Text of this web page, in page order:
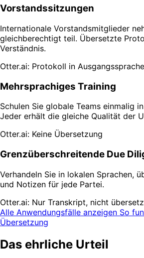
Vorstandssitzungen
Internationale Vorstandsmitglieder
gleichberechtigt teil. Übersetzte
Verständnis.
Otter.ai: Protokoll in Ausgangssprache
Mehrsprachiges Training
Schulen Sie globale Teams einmalig
Jeder erhält die gleiche Qualität der
Otter.ai: Keine Übersetzung
Grenzüberschreitende Due
Verhandeln Sie in lokalen Sprachen,
und Notizen für jede Partei.
Otter.ai: Nur Transkript, nicht
Alle Anwendungsfälle anzeigen So
Übersetzung
Das ehrliche Urteil